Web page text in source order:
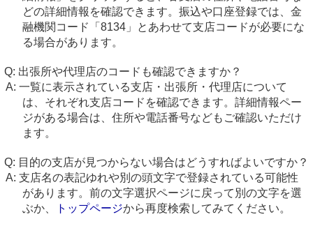
どの詳細情報を確認できます。振込や口座登録では、金
融機関コード「8134」とあわせて支店コードが必要にな
る場合があります。
出張所や代理店のコードも確認できますか？
一覧に表示されている支店・出張所・代理店について
は、それぞれ支店コードを確認できます。詳細情報ペー
ジがある場合は、住所や電話番号などもご確認いただけ
ます。
目的の支店が見つからない場合はどうすればよいですか？
支店名の表記ゆれや別の頭文字で登録されている可能性
があります。前の文字選択ページに戻って別の文字を選
ぶか、
トップページから再度検索してみてください。